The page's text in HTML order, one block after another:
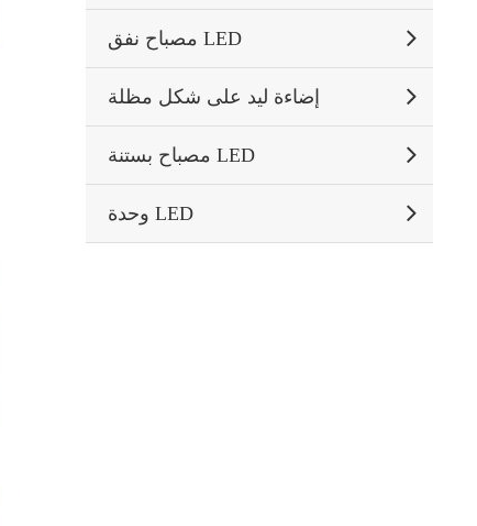
مصباح نفق LED
إضاءة ليد على شكل مظلة
مصباح بستنة LED
وحدة LED